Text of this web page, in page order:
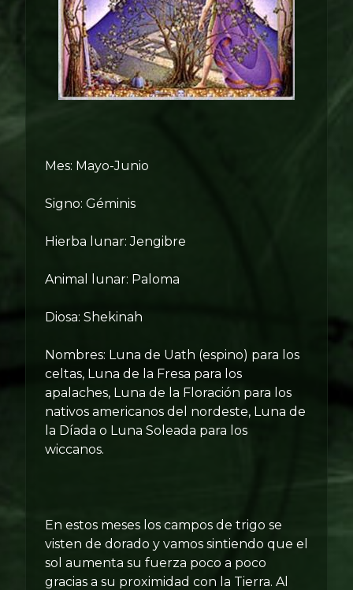
Mes: Mayo-Junio
Signo: Géminis
Hierba lunar: Jengibre
Animal lunar: Paloma
Diosa: Shekinah
Nombres: Luna de Uath (espino) para los
celtas, Luna de la Fresa para los
apalaches, Luna de la Floración para los
nativos americanos del nordeste, Luna de
la Díada o Luna Soleada para los
wiccanos.
En estos meses los campos de trigo se
visten de dorado y vamos sintiendo que el
sol aumenta su fuerza poco a poco
gracias a su proximidad con la Tierra. Al